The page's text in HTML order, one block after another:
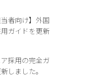
当者向け】外国
ガイドを更新
採用の完全ガ
しました。